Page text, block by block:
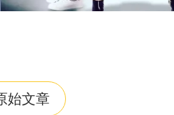
始文章